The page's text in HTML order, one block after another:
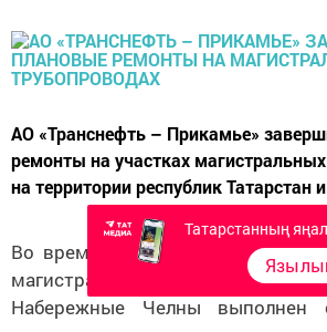
АО «Транснефть – Прикамье»
ремонты на участках
на территории республик Татарстан
Во время плановой 70-часовой
магистрального
Набережные Челны выполнен
Татарстанның